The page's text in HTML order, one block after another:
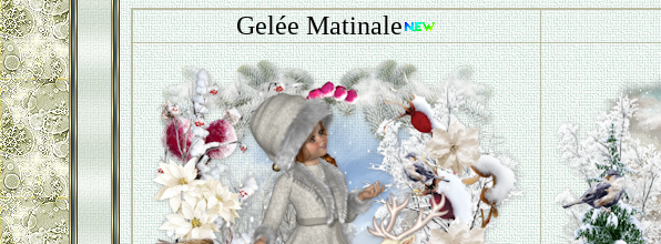
Gelée Matinale